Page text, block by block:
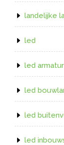
landelijke
led
led
led
led
led